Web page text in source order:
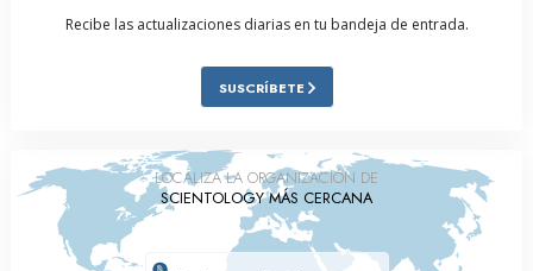
Recibe las actualizaciones diarias en tu bandeja de entrada.
SUSCRÍBETE
LOCALIZA LA ORGANIZACIÓN DE
SCIENTOLOGY MÁS CERCANA